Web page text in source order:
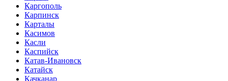
Каргополь
Карпинск
Карталы
Касимов
Касли
Каспийск
Катав-Ивановск
Катайск
Качканар